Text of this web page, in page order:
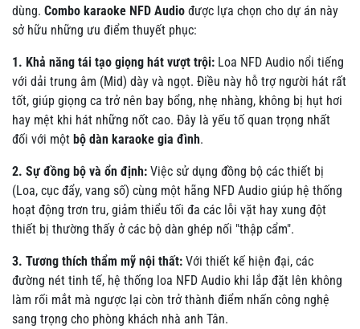
dùng. Combo karaoke NFD Audio được lựa chọn cho dự án này
sở hữu những ưu điểm thuyết phục:
1. Khả năng tái tạo giọng hát vượt trội: Loa NFD Audio nổi tiếng
với dải trung âm (Mid) dày và ngọt. Điều này hỗ trợ người hát rất
tốt, giúp giọng ca trở nên bay bổng, nhẹ nhàng, không bị hụt hơi
hay mệt khi hát những nốt cao. Đây là yếu tố quan trọng nhất
đối với một bộ dàn karaoke gia đình.
2. Sự đồng bộ và ổn định: Việc sử dụng đồng bộ các thiết bị
(Loa, cục đẩy, vang số) cùng một hãng NFD Audio giúp hệ thống
hoạt động trơn tru, giảm thiểu tối đa các lỗi vặt hay xung đột
thiết bị thường thấy ở các bộ dàn ghép nối "thập cẩm".
3. Tương thích thẩm mỹ nội thất: Với thiết kế hiện đại, các
đường nét tinh tế, hệ thống loa NFD Audio khi lắp đặt lên không
làm rối mắt mà ngược lại còn trở thành điểm nhấn công nghệ
sang trọng cho phòng khách nhà anh Tân.